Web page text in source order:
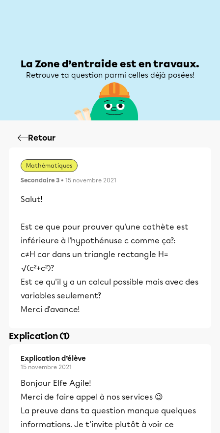
La Zone d’entraide est en travaux.
Retrouve ta question parmi celles déjà posées!
Retour
Mathématiques
Secondaire 3 • 15 novembre 2021
Salut!
Est ce que pour prouver qu'une cathète est
inférieure à l'hypothénuse c comme ça?:
c≠H car dans un triangle rectangle H=
√(c²+c²)?
Est ce qu'il y a un calcul possible mais avec des
variables seulement?
Merci d'avance!
Explication (1)
Explication d’élève
15 novembre 2021
Bonjour Elfe Agile!
Merci de faire appel à nos services 😉
La preuve dans ta question manque quelques
informations. Je t'invite plutôt à voir ce